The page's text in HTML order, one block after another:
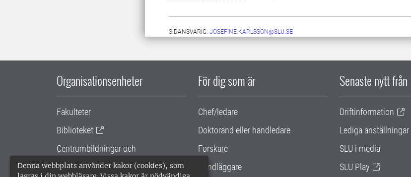
Denna webbplats använder kakor (cookies), som
SIDANSVARIG: JOSEFINE.KARLSSON@SLU.SE
Organisationsenheter
Fakulteter
Biblioteket
Centrumbildningar och
samarbetsprojekt
För dig som är
Chef/ledare
Doktorand eller handledare
Forskare
Handläggare
Senaste nytt från
Driftinformation
Lediga anställningar
SLU i media
SLU Play